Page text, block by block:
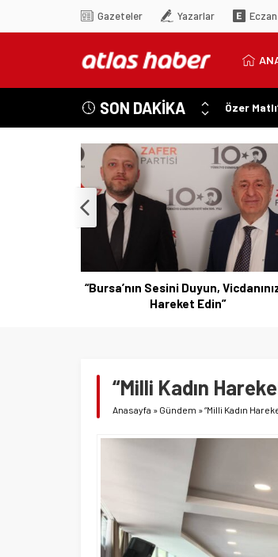
Gazeteler Yazarlar
SON DAKİKA
Özer
“Aynı
“Engelli
“Bu Ses
“Bursa’nın Sesini Duyun,
Hareket Edin”
“Milli Kadın
Anasayfa » Gündem »“Milli Kadın